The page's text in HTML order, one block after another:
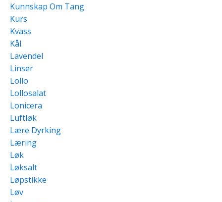
Kunnskap Om Tang
Kurs
Kvass
Kål
Lavendel
Linser
Lollo
Lollosalat
Lonicera
Luftløk
Lære Dyrking
Læring
Løk
Løksalt
Løpstikke
Løv